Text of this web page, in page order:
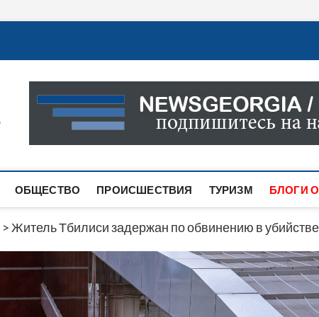
Новости Грузии
САМАЯ АКТУАЛЬНАЯ ИНФОРМАЦИЯ О СОБЫТИЯХ
САЙТЕ ВЫ НАЙДЕТЕ НОВОСТИ ПОЛИТИКИ,
ОБЩЕСТВО ПРОИСШЕСТВИЯ ТУРИЗМ БЛОГИ
> Житель Тбилиси задержан по обвинению в убийстве